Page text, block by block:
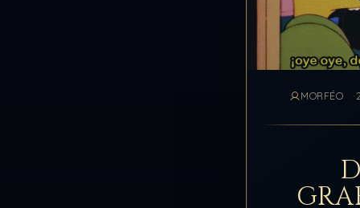
MORFÉO